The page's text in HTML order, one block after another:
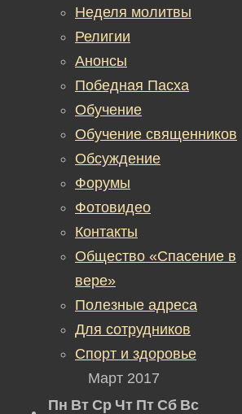
Неделя молитвы
Религии
Анонсы
Победная Пасха
Обучение
Обучение священников
Обсуждение
Форумы
Фотовидео
Контакты
Общество «Спасение в
вере»
Полезные адреса
Для сотрудников
Спорт и здоровье
Март 2017
Пн Вт Ср Чт Пт Сб Вс